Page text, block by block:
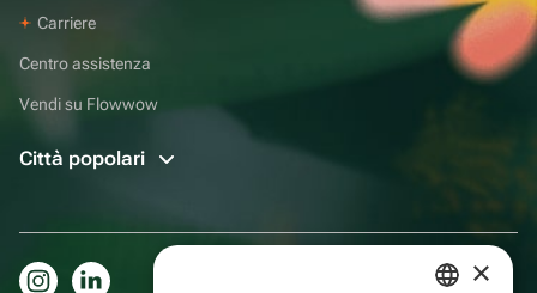
Carriere
Centro assistenza
Vendi su Flowwow
Città popolari
×